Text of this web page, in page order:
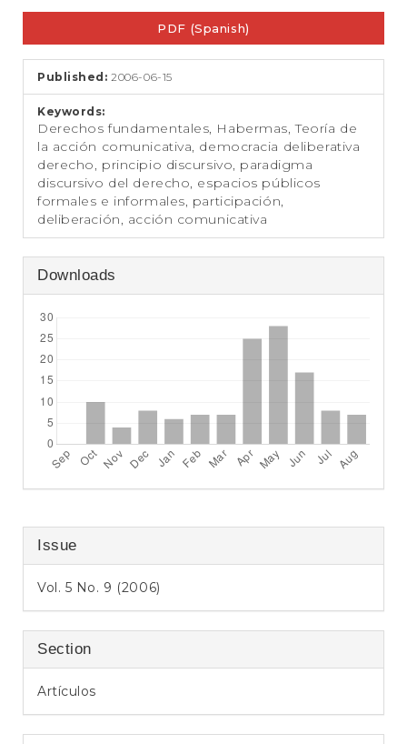
S
d
Article
Sidebar
PDF (Spanish)
Published:2006-06-15
Keywords:
Derechos fundamentales, Habermas, Teoría de
la acción comunicativa, democracia deliberativa
derecho, principio discursivo, paradigma
discursivo del derecho, espacios públicos
formales e informales, participación,
deliberación, acción comunicativa
Downloads
Issue
Vol. 5 No. 9 (2006)
Section
Artículos